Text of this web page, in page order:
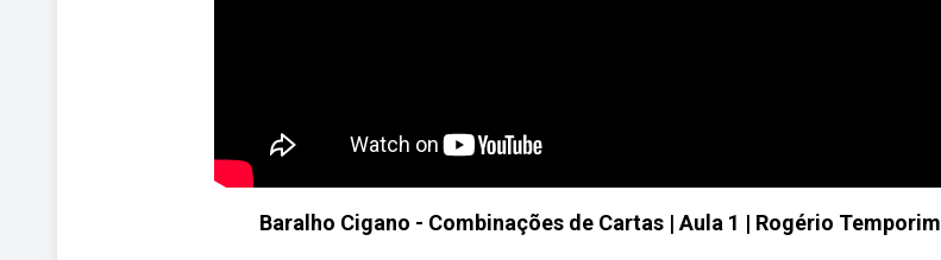
Baralho Cigano - Combinações de Cartas | Aula 1 | Rogério Temporim